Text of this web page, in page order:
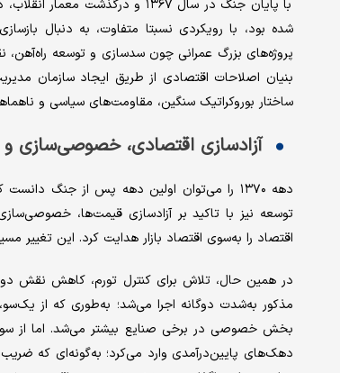
شده بود، با رویکردی نسبتا متفاوت، به دنبال
پروژه‌های بزرگ عمرانی چون سدسازی و توسعه‌ راه‌آهن،
بنیان اصلاحات اقتصادی از طریق ایجاد سازمان
ساختار بوروکراتیک سنگین، مقاومت‌های سیاسی و
آزادسازی اقتصادی، خصوصی‌سازی
دهه ۱۳۷۰ را می‌توان اولین دهه‌ پس از جنگ
توسعه نیز با تاکید بر آزادسازی قیمت‌ها،
اقتصاد را به‌سوی اقتصاد بازار هدایت کرد. این تغییر
در همین حال، تلاش برای کنترل تورم، کاهش نقش
مذکور به‌شدت دوگانه اجرا می‌شد؛ به‌طوری که از
بخش خصوصی در برخی صنایع بیشتر می‌شد. اما از
دهک‌های پایین‌درآمدی وارد می‌کرد؛ به‌گونه‌ای که